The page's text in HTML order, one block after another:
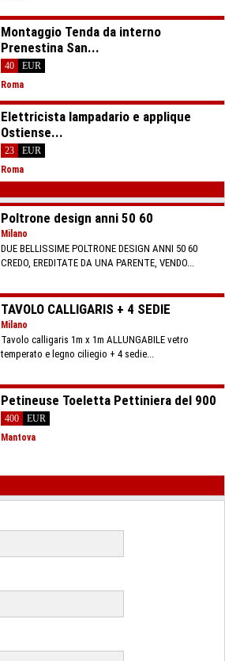
Montaggio Tenda da interno
Prenestina San...
40
EUR
Roma
Elettricista lampadario e applique
Ostiense...
23
EUR
Roma
Poltrone design anni 50 60
Milano
DUE BELLISSIME POLTRONE DESIGN ANNI 50 60
CREDO, EREDITATE DA UNA PARENTE, VENDO...
TAVOLO CALLIGARIS + 4 SEDIE
Milano
Tavolo calligaris 1m x 1m ALLUNGABILE vetro
temperato e legno ciliegio + 4 sedie...
Petineuse Toeletta Pettiniera del 900
400
EUR
Mantova